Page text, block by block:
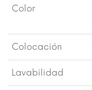
Color
Colocación
Lavabilidad